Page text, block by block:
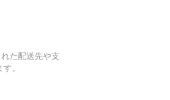
た配送先や支
。